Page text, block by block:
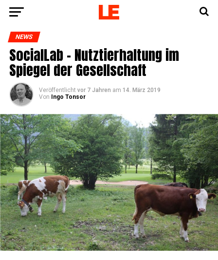
NEWS
Soci­al­Lab – Nutz­tier­hal­tung im
Spie­gel der Gesellschaft
Veröffentlicht vor 7 Jahren am 14. März 2019
Von
Ingo Tonsor